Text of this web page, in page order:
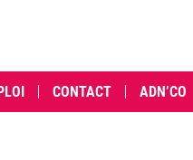
CONTACT ADN’CO